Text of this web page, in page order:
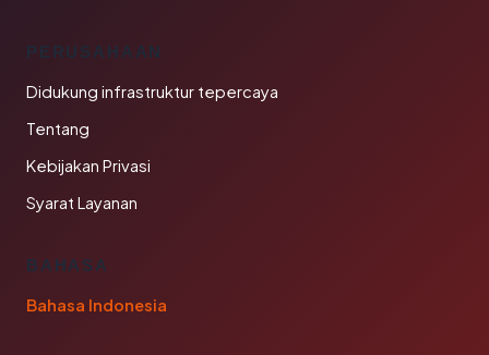
PERUSAHAAN
Didukung infrastruktur tepercaya
Tentang
Kebijakan Privasi
Syarat Layanan
BAHASA
Bahasa Indonesia